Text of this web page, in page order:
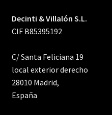
Decinti & Villalón S.L.
CIF B85395192
C/ Santa Feliciana 19
local exterior derecho
28010 Madrid,
España